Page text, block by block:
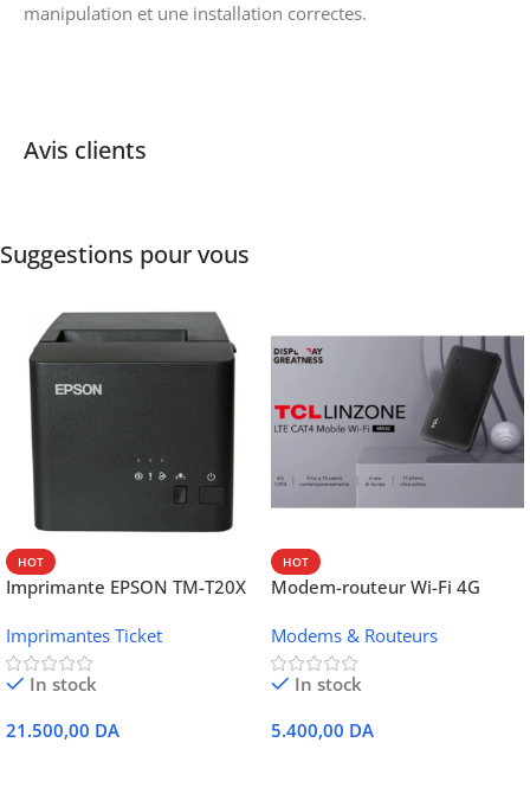
manipulation et une installation correctes.
Avis clients
Suggestions pour vous
HOT
Imprimante EPSON TM-T20X
Ethernet
Imprimantes Ticket
In stock
21.500,00 DA
HOT
Modem-routeur Wi-Fi 4G
Modems & Routeurs
In stock
5.400,00 DA